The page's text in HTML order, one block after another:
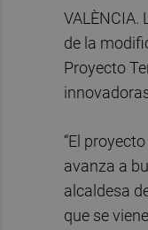
VALÈNCIA.
de la
Proyecto
“El
avanza a
alcaldesa
que se